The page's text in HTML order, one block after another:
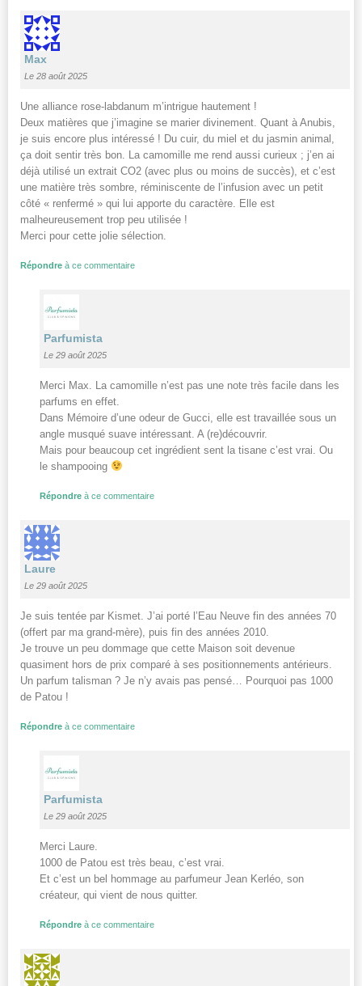
Max
Le 28 août 2025
Une alliance rose-labdanum m’intrigue hautement !
Deux matières que j’imagine se marier divinement. Quant à Anubis,
je suis encore plus intéressé ! Du cuir, du miel et du jasmin animal,
ça doit sentir très bon. La camomille me rend aussi curieux ; j’en ai
déjà utilisé un extrait CO2 (avec plus ou moins de succès), et c’est
une matière très sombre, réminiscente de l’infusion avec un petit
côté « renfermé » qui lui apporte du caractère. Elle est
malheureusement trop peu utilisée !
Merci pour cette jolie sélection.
Répondre à ce commentaire
Parfumista
Le 29 août 2025
Merci Max. La camomille n’est pas une note très facile dans les
parfums en effet.
Dans Mémoire d’une odeur de Gucci, elle est travaillée sous un
angle musqué suave intéressant. A (re)découvrir.
Mais pour beaucoup cet ingrédient sent la tisane c’est vrai. Ou
le shampooing
Répondre à ce commentaire
Laure
Le 29 août 2025
Je suis tentée par Kismet. J’ai porté l’Eau Neuve fin des années 70
(offert par ma grand-mère), puis fin des années 2010.
Je trouve un peu dommage que cette Maison soit devenue
quasiment hors de prix comparé à ses positionnements antérieurs.
Un parfum talisman ? Je n’y avais pas pensé… Pourquoi pas 1000
de Patou !
Répondre à ce commentaire
Parfumista
Le 29 août 2025
Merci Laure.
1000 de Patou est très beau, c’est vrai.
Et c’est un bel hommage au parfumeur Jean Kerléo, son
créateur, qui vient de nous quitter.
Répondre à ce commentaire